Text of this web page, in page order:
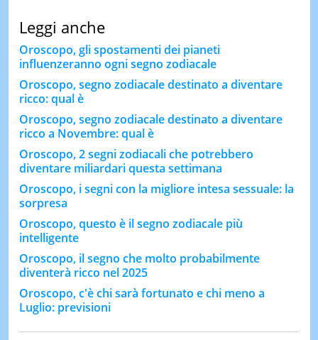
Leggi anche
Oroscopo, gli spostamenti dei pianeti
influenzeranno ogni segno zodiacale
Oroscopo, segno zodiacale destinato a diventare
ricco: qual è
Oroscopo, segno zodiacale destinato a diventare
ricco a Novembre: qual è
Oroscopo, 2 segni zodiacali che potrebbero
diventare miliardari questa settimana
Oroscopo, i segni con la migliore intesa sessuale: la
sorpresa
Oroscopo, questo è il segno zodiacale più
intelligente
Oroscopo, il segno che molto probabilmente
diventerà ricco nel 2025
Oroscopo, c'è chi sarà fortunato e chi meno a
Luglio: previsioni